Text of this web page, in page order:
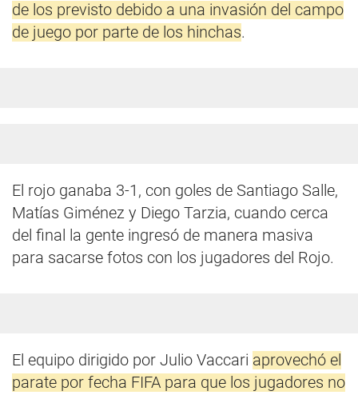
de los previsto debido a una invasión del campo
de juego por parte de los hinchas.
El rojo ganaba 3-1, con goles de Santiago Salle,
Matías Giménez y Diego Tarzia, cuando cerca
del final la gente ingresó de manera masiva
para sacarse fotos con los jugadores del Rojo.
El equipo dirigido por Julio Vaccari aprovechó el
parate por fecha FIFA para que los jugadores no